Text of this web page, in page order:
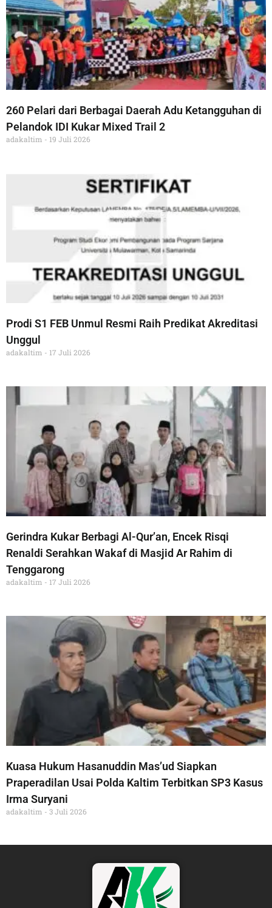
260 Pelari dari Berbagai Daerah Adu Ketangguhan di
Pelandok IDI Kukar Mixed Trail 2
adakaltim 19 Juli 2026
Prodi S1 FEB Unmul Resmi Raih Predikat Akreditasi
Unggul
adakaltim 17 Juli 2026
Gerindra Kukar Berbagi Al-Qur’an, Encek Risqi
Renaldi Serahkan Wakaf di Masjid Ar Rahim di
Tenggarong
adakaltim 17 Juli 2026
Kuasa Hukum Hasanuddin Mas’ud Siapkan
Praperadilan Usai Polda Kaltim Terbitkan SP3 Kasus
Irma Suryani
adakaltim 3 Juli 2026